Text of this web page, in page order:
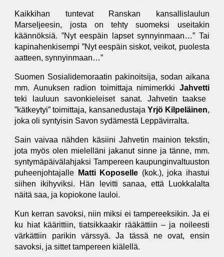
Kaikkihan tuntevat Ranskan kansallislaulun
Marseljeesin, josta on tehty suomeksi useitakin
käännöksiä. ”Nyt eespäin lapset synnyinmaan…” Tai
kapinahenkisempi ”Nyt eespäin siskot, veikot, puolesta
aatteen, synnyinmaan…”
Suomen Sosialidemoraatin pakinoitsija, sodan aikana
mm. Aunuksen radion toimittaja nimimerkki Jahvetti
teki lauluun savonkieleiset sanat. Jahvetin taakse
”kätkeytyi” toimittaja, kansanedustaja Yrjö Kilpeläinen,
joka oli syntyisin Savon sydämestä Leppävirralta.
Sain vaivaa nähden käsiini Jahvetin mainion tekstin,
jota myös olen mielelläni jakanut sinne ja tänne, mm.
syntymäpäivälahjaksi Tampereen kaupunginvaltuuston
puheenjohtajalle
Matti Koposelle (kok.), joka ihastui
siihen ikihyviksi. Hän levitti sanaa, että Luokkalalta
näitä saa, ja kopiokone lauloi.
Kun kerran savoksi, niin miksi ei tampereeksikin. Ja ei
ku hiat käärittiin, tiatsikkaakir rääkättiin – ja noileesti
värkättiin parikin värssyä. Ja tässä ne ovat, ensin
savoksi, ja sittet tampereen kiälellä.